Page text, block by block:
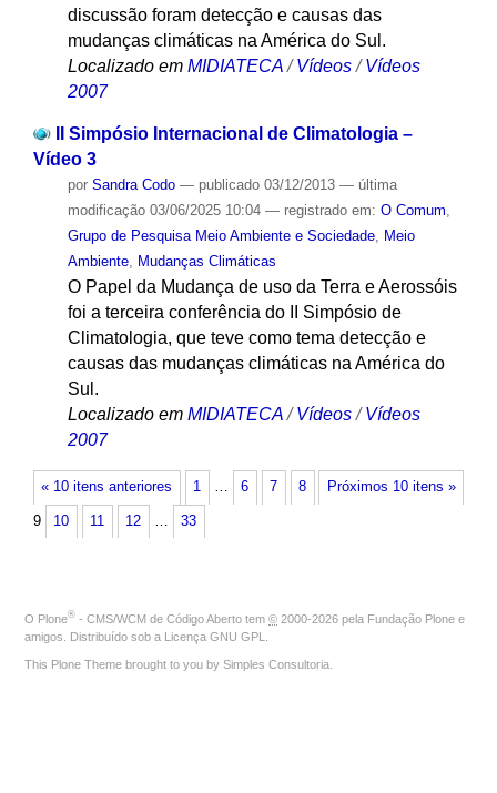
discussão foram detecção e causas das
mudanças climáticas na América do Sul.
Localizado em MIDIATECA /Vídeos /Vídeos
2007
II Simpósio Internacional de Climatologia –
Vídeo 3
por Sandra Codo — publicado03/12/2013 — última
modificação03/06/2025 10:04 — registrado em: O Comum,
Grupo de Pesquisa Meio Ambiente e Sociedade, Meio
Ambiente, Mudanças Climáticas
O Papel da Mudança de uso da Terra e Aerossóis
foi a terceira conferência do II Simpósio de
Climatologia, que teve como tema detecção e
causas das mudanças climáticas na América do
Sul.
Localizado em MIDIATECA /Vídeos /Vídeos
2007
« 10 itens anteriores Próximos 10 itens »
1 … 6 7 8
9 10 11 12 … 33
O Plone® - CMS/WCM de Código Aberto tem © 2000-2026 pela Fundação Plone e
amigos. Distribuído sob a Licença GNU GPL
This Plone Theme brought to you by Simples Consultoria